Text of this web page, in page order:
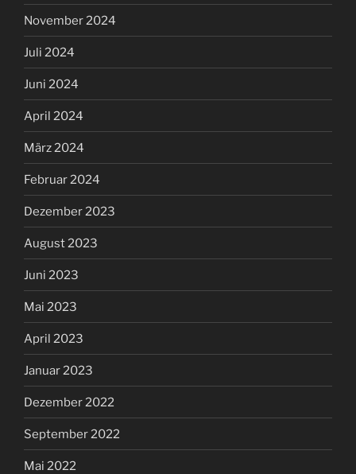
November 2024
Juli 2024
Juni 2024
April 2024
März 2024
Februar 2024
Dezember 2023
August 2023
Juni 2023
Mai 2023
April 2023
Januar 2023
Dezember 2022
September 2022
Mai 2022